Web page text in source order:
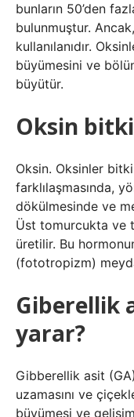
bunların 50’den
bulunmuştur.
kullanılanıdır.
büyümesini ve
büyütür.
Oksin
Oksin. Oksinler
farklılaşmasında,
dökülmesinde ve
Üst tomurcukta ve
üretilir. Bu
(fototropizm)
Giberellik
yarar?
Gibberellik asit
uzamasını ve
büyümesi ve